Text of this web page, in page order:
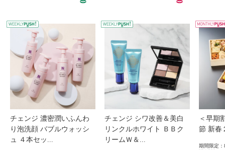
WEEKLY PUSH
チェンジ 濃密潤いふんわ
り泡洗顔 バブルウォッシ
ュ ４本セッ...
チェンジ シワ改善＆美白
リンクルホワイト ＢＢク
リームＷ＆...
＜早期
節 新春
期間限定：